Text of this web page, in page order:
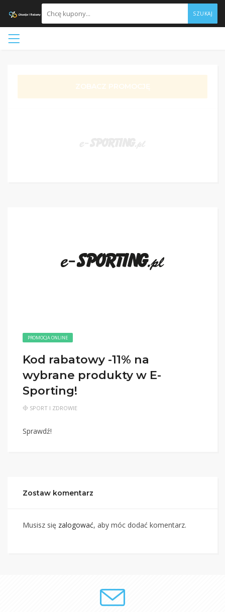
SZUKAJ
ZOBACZ PROMOCJĘ
PROMOCJA ONLINE
Kod rabatowy -11% na
wybrane produkty w E-
Sporting!
SPORT I ZDROWIE
Sprawdź!
Zostaw komentarz
Musisz się zalogować, aby móc dodać komentarz.